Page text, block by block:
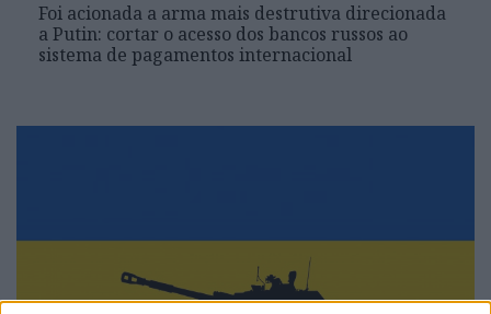
Foi acionada a arma mais destrutiva direcionada
a Putin: cortar o acesso dos bancos russos ao
sistema de pagamentos internacional